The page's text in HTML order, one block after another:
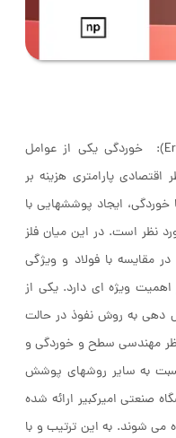
بازدارنده های خوردگی (Ernest W. Flick): خوردگی یکی از عوامل
پارامتری هزینه بر
ایجاد پوششهایی با
نظر است. در این میان فلز
مقایسه با فولاد و ویژگی
ویژه ای دارد. یکی از
به روش نفوذ در حالت
مهندسی سطح و خوردگی و
به سایر روشهای پوشش
صنعتی امیرکبیر ارائه شده
شوند. به این ترتیب و با